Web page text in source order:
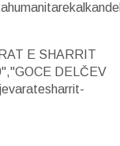
E SHARRIT
DELČEV